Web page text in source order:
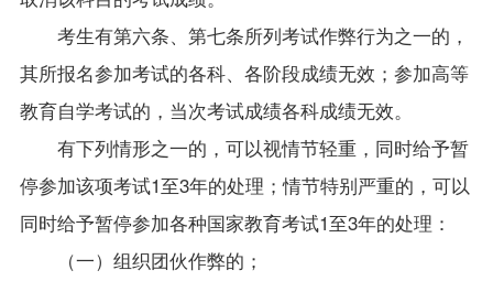
考生有第六条、第七条所列考试作弊行为之一的，
其所报名参加考试的各科、各阶段成绩无效；参加高等
教育自学考试的，当次考试成绩各科成绩无效。
有下列情形之一的，可以视情节轻重，同时给予暂
停参加该项考试1至3年的处理；情节特别严重的，可以
同时给予暂停参加各种国家教育考试1至3年的处理：
（一）组织团伙作弊的；